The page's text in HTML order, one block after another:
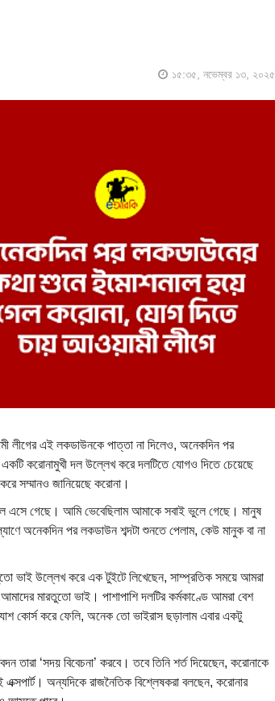
১৫:৩৫, নভেম্বর ১৩, ২০২৫
লীগের এই লকডাউনকে পাত্তা না দিলেও, অনেকদিন পর
করোনামুখী দল উল্লেখ করে দলটিতে যোগও দিতে চেয়েছে
সম্মানও জানিয়েছে করোনা।
এসে গেছে। আমি ভেবেছিলাম আমাকে সবাই ভুলে গেছে। মানুষ
অনেকদিন পর লকডাউন শব্দটা শুনতে পেলাম, কেউ মানুক বা না
ভাই উল্লেখ করে এক টুইটে লিখেছেন, সাম্প্রতিক সময়ে আমরা
মারতুতো ভাই। পাশাপাশি দলটির কর্মকাণ্ডে আমরা বেশ
কোর্স করে ফেলি, অনেক তো ভাইরাস ছড়ালাম এবার একটু
‘সদয় বিবেচনা’ করবে। তবে তিনি শর্ত দিয়েছেন, করোনাকে
অন্যদিকে রাজনৈতিক বিশ্লেষকরা বলছেন, করোনার